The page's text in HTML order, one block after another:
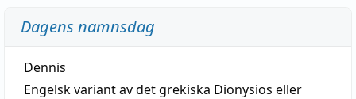
Dagens namnsdag
Dennis
Engelsk variant av det grekiska Dionysios eller